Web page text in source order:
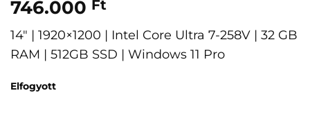
746.000 Ft
14″ | 1920×1200 | Intel Core Ultra 7-258V | 32 GB
RAM | 512GB SSD | Windows 11 Pro
Elfogyott